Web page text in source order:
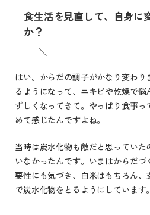
食生活を見直して、自身に
か？
はい。からだの調子がかなり変わ
るようになって、ニキビや乾燥で
ずしくなってきて。やっぱり食事
めて感じたんですよね。
当時は炭水化物も敵だと思ってい
いなかったんです。いまはからだ
要性にも気づき、白米はもちろん
で炭水化物をとるようにしています。